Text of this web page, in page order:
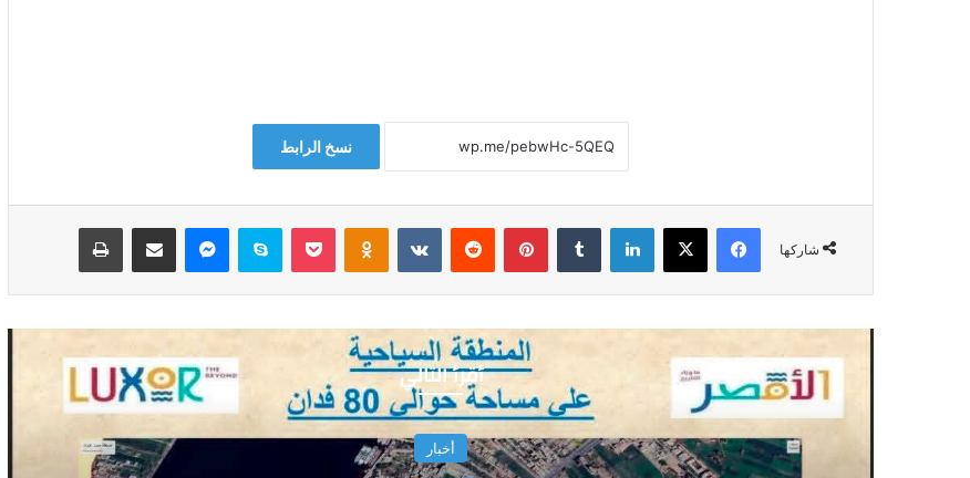
نسخ الرابط
شاركها
فيسبوك لينكدإن بينتيريست سكايب
أقرأ التالي
أخبار